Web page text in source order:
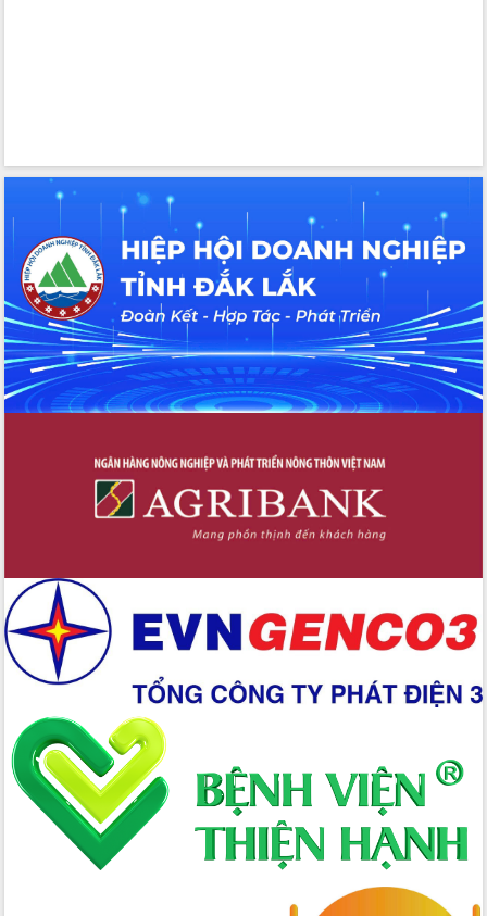
tại Đắk Lắk
Hội nghị Ban Chấp hành Đảng bộ tỉnh
Đắk Lắk lần thứ 2 (mở rộng)
Tập trung giải phóng mặt bằng, đẩy
nhanh tiến độ Tuyến đường bộ ven
biển
Gỡ khó, khởi công xây dựng, sửa chữa
toàn bộ nhà ở cho hộ dân đúng tiến độ
đề ra
UBND tỉnh Đắk Lắk tổng kết công tác
quốc phòng, quân sự địa phương năm
Tập trung triển khai quyết liệt, đồng bộ
các giải pháp nhằm thực hiện hiệu quả
các nhiệm vụ đề ra năm 2025
Phát huy vai trò của người có uy tín
nhân cận huyết thống
Nông sản Tây Nguyên thu hút doanh
nghiệp nước ngoài
Đắk Lắk định vị thương hiệu du lịch
“Biển – Rừng – Cà phê” trong không
Hội nghị chia sẻ kinh nghiệm, chuyển
giao kỹ thuật y tế, định hướng phát
triển chuyên sâu đến 2030
Chuyển đổi số mở ra không gian phát
triển trong lĩnh vực văn hóa, du lịch
Công bố quyết định của Ban Thường
vụ Tỉnh ủy về công tác cán bộ.